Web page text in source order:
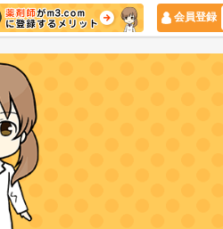
会員登録